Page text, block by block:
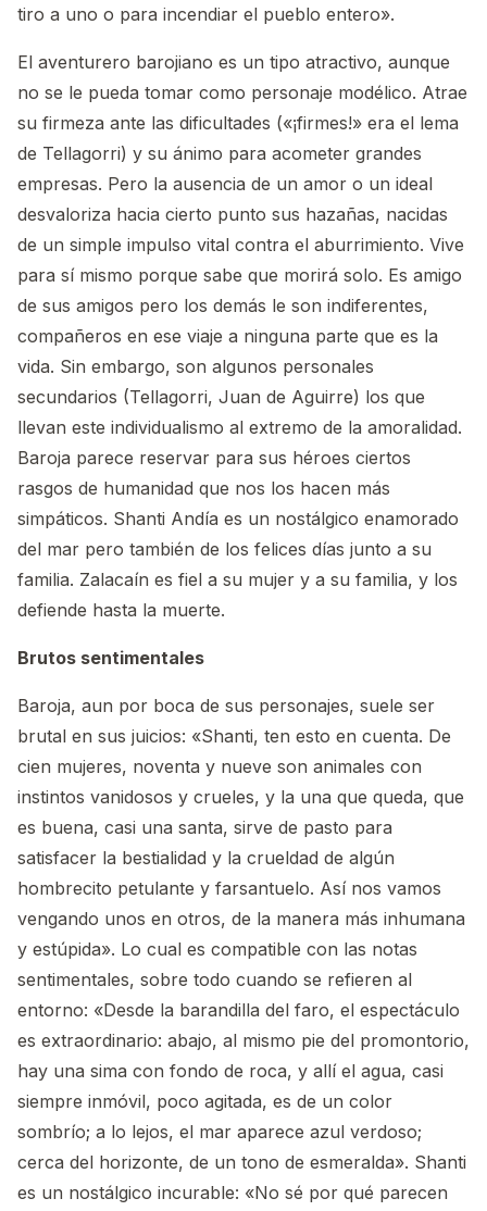
tiro a uno o para incendiar el pueblo entero».
El aventurero barojiano es un tipo atractivo, aunque
no se le pueda tomar como personaje modélico. Atrae
su firmeza ante las dificultades («¡firmes!» era el lema
de Tellagorri) y su ánimo para acometer grandes
empresas. Pero la ausencia de un amor o un ideal
desvaloriza hacia cierto punto sus hazañas, nacidas
de un simple impulso vital contra el aburrimiento. Vive
para sí mismo porque sabe que morirá solo. Es amigo
de sus amigos pero los demás le son indiferentes,
compañeros en ese viaje a ninguna parte que es la
vida. Sin embargo, son algunos personales
secundarios (Tellagorri, Juan de Aguirre) los que
llevan este individualismo al extremo de la amoralidad.
Baroja parece reservar para sus héroes ciertos
rasgos de humanidad que nos los hacen más
simpáticos. Shanti Andía es un nostálgico enamorado
del mar pero también de los felices días junto a su
familia. Zalacaín es fiel a su mujer y a su familia, y los
defiende hasta la muerte.
Brutos sentimentales
Baroja, aun por boca de sus personajes, suele ser
brutal en sus juicios: «Shanti, ten esto en cuenta. De
cien mujeres, noventa y nueve son animales con
instintos vanidosos y crueles, y la una que queda, que
es buena, casi una santa, sirve de pasto para
satisfacer la bestialidad y la crueldad de algún
hombrecito petulante y farsantuelo. Así nos vamos
vengando unos en otros, de la manera más inhumana
y estúpida». Lo cual es compatible con las notas
sentimentales, sobre todo cuando se refieren al
entorno: «Desde la barandilla del faro, el espectáculo
es extraordinario: abajo, al mismo pie del promontorio,
hay una sima con fondo de roca, y allí el agua, casi
siempre inmóvil, poco agitada, es de un color
sombrío; a lo lejos, el mar aparece azul verdoso;
cerca del horizonte, de un tono de esmeralda». Shanti
es un nostálgico incurable: «No sé por qué parecen